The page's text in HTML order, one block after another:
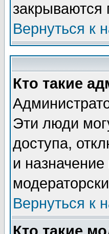
Вернуться к
Кто такие
Эти люди
доступа,
и
Вернуться к